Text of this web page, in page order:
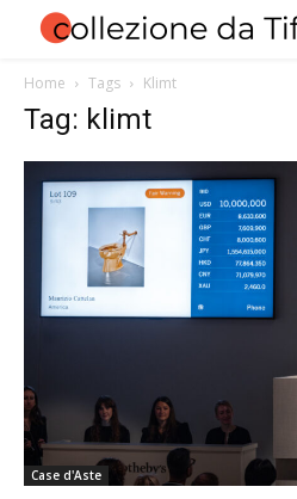
Home Tags Klimt
Tag: klimt
Case d'Aste